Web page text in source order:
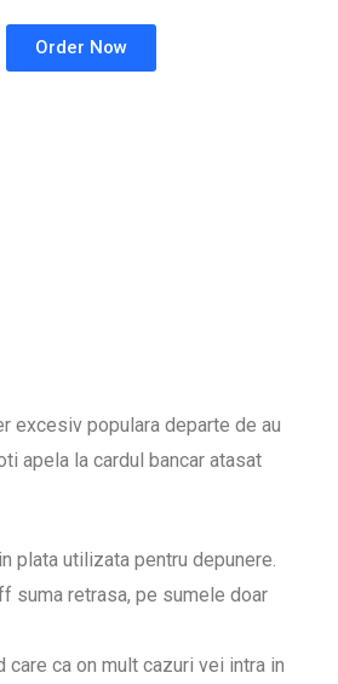
Order Now
excesiv populara departe de au
apela la cardul bancar atasat
plata utilizata pentru depunere.
suma retrasa, pe sumele doar
ca on mult cazuri vei intra in